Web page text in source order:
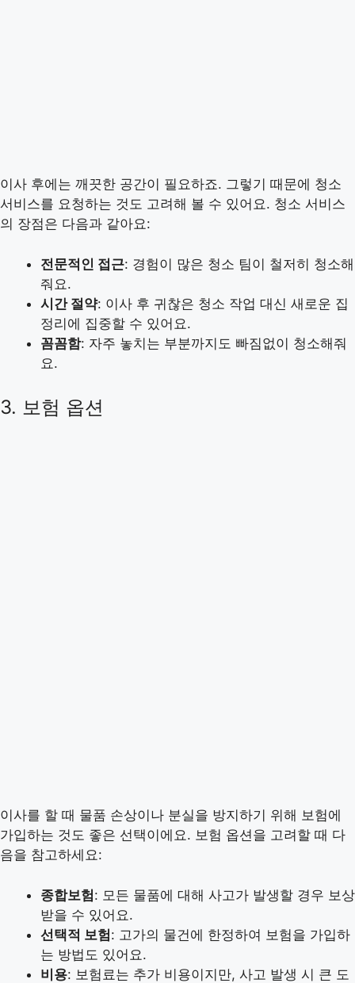
이사 후에는 깨끗한 공간이 필요하죠. 그렇기 때문에 청소
서비스를 요청하는 것도 고려해 볼 수 있어요. 청소 서비스
의 장점은 다음과 같아요:
전문적인 접근: 경험이 많은 청소 팀이 철저히 청소해
줘요.
시간 절약: 이사 후 귀찮은 청소 작업 대신 새로운 집
정리에 집중할 수 있어요.
꼼꼼함: 자주 놓치는 부분까지도 빠짐없이 청소해줘
요.
3. 보험 옵션
이사를 할 때 물품 손상이나 분실을 방지하기 위해 보험에
가입하는 것도 좋은 선택이에요. 보험 옵션을 고려할 때 다
음을 참고하세요:
종합보험: 모든 물품에 대해 사고가 발생할 경우 보상
받을 수 있어요.
선택적 보험: 고가의 물건에 한정하여 보험을 가입하
는 방법도 있어요.
비용: 보험료는 추가 비용이지만, 사고 발생 시 큰 도